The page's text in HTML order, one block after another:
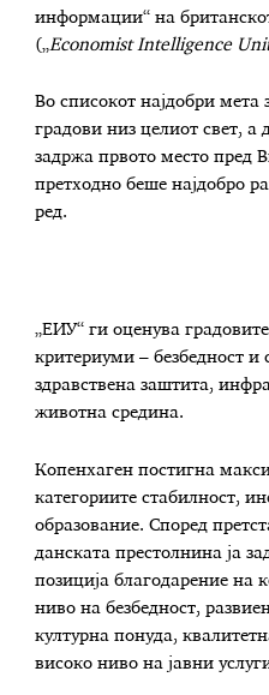
информации“ на
(„Economist Intelligence
Во списокот најдобри мета
градови низ целиот свет, а
задржа првото место пред
претходно беше најдобро
ред.
„ЕИУ“ ги оценува
критериуми – безбедност и
здравствена заштита,
животна средина.
Копенхаген постигна
категориите стабилност,
образование. Според
данската престолнина ја
позиција благодарение на
ниво на безбедност,
културна понуда,
високо ниво на јавни